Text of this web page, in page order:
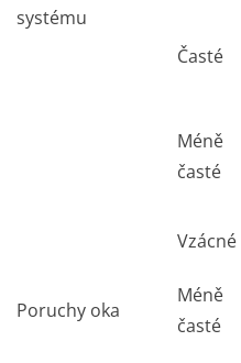
systému
Časté
Méně
časté
Vzácné
Poruchy oka
Méně
časté